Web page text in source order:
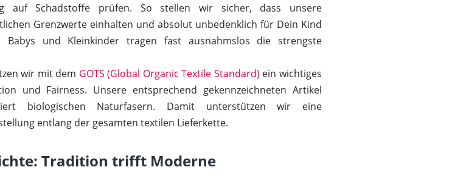
auf Schadstoffe prüfen. So stellen wir sicher, dass unsere
Grenzwerte einhalten und absolut unbedenklich für Dein Kind
und Kleinkinder tragen fast ausnahmslos die strengste
wir mit dem GOTS (Global Organic Textile Standard) ein wichtiges
und Fairness. Unsere entsprechend gekennzeichneten Artikel
biologischen Naturfasern. Damit unterstützen wir eine
entlang der gesamten textilen Lieferkette.
Tradition trifft Moderne